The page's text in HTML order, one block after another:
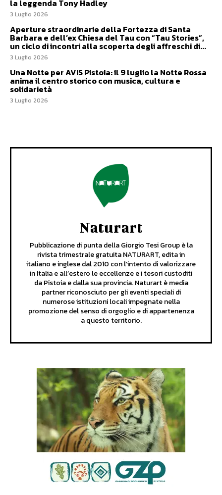
la leggenda Tony Hadley
3 Luglio 2026
Aperture straordinarie della Fortezza di Santa
Barbara e dell’ex Chiesa del Tau con “Tau Stories”,
un ciclo di incontri alla scoperta degli affreschi di...
3 Luglio 2026
Una Notte per AVIS Pistoia: il 9 luglio la Notte Rossa
anima il centro storico con musica, cultura e
solidarietà
3 Luglio 2026
Naturart
Pubblicazione di punta della Giorgio Tesi Group è la
rivista trimestrale gratuita NATURART, edita in
italiano e inglese dal 2010 con l’intento di valorizzare
in Italia e all’estero le eccellenze e i tesori custoditi
da Pistoia e dalla sua provincia. Naturart è media
partner riconosciuto per gli eventi speciali di
numerose istituzioni locali impegnate nella
promozione del senso di orgoglio e di appartenenza
a questo territorio.